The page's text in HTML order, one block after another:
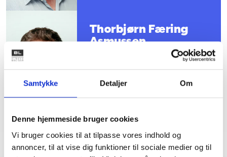
Samtykke Detaljer Om
Denne hjemmeside bruger cookies
Vi bruger cookies til at tilpasse vores indhold og
annoncer, til at vise dig funktioner til sociale medier og til
Thorbjørn Færing
Asmussen